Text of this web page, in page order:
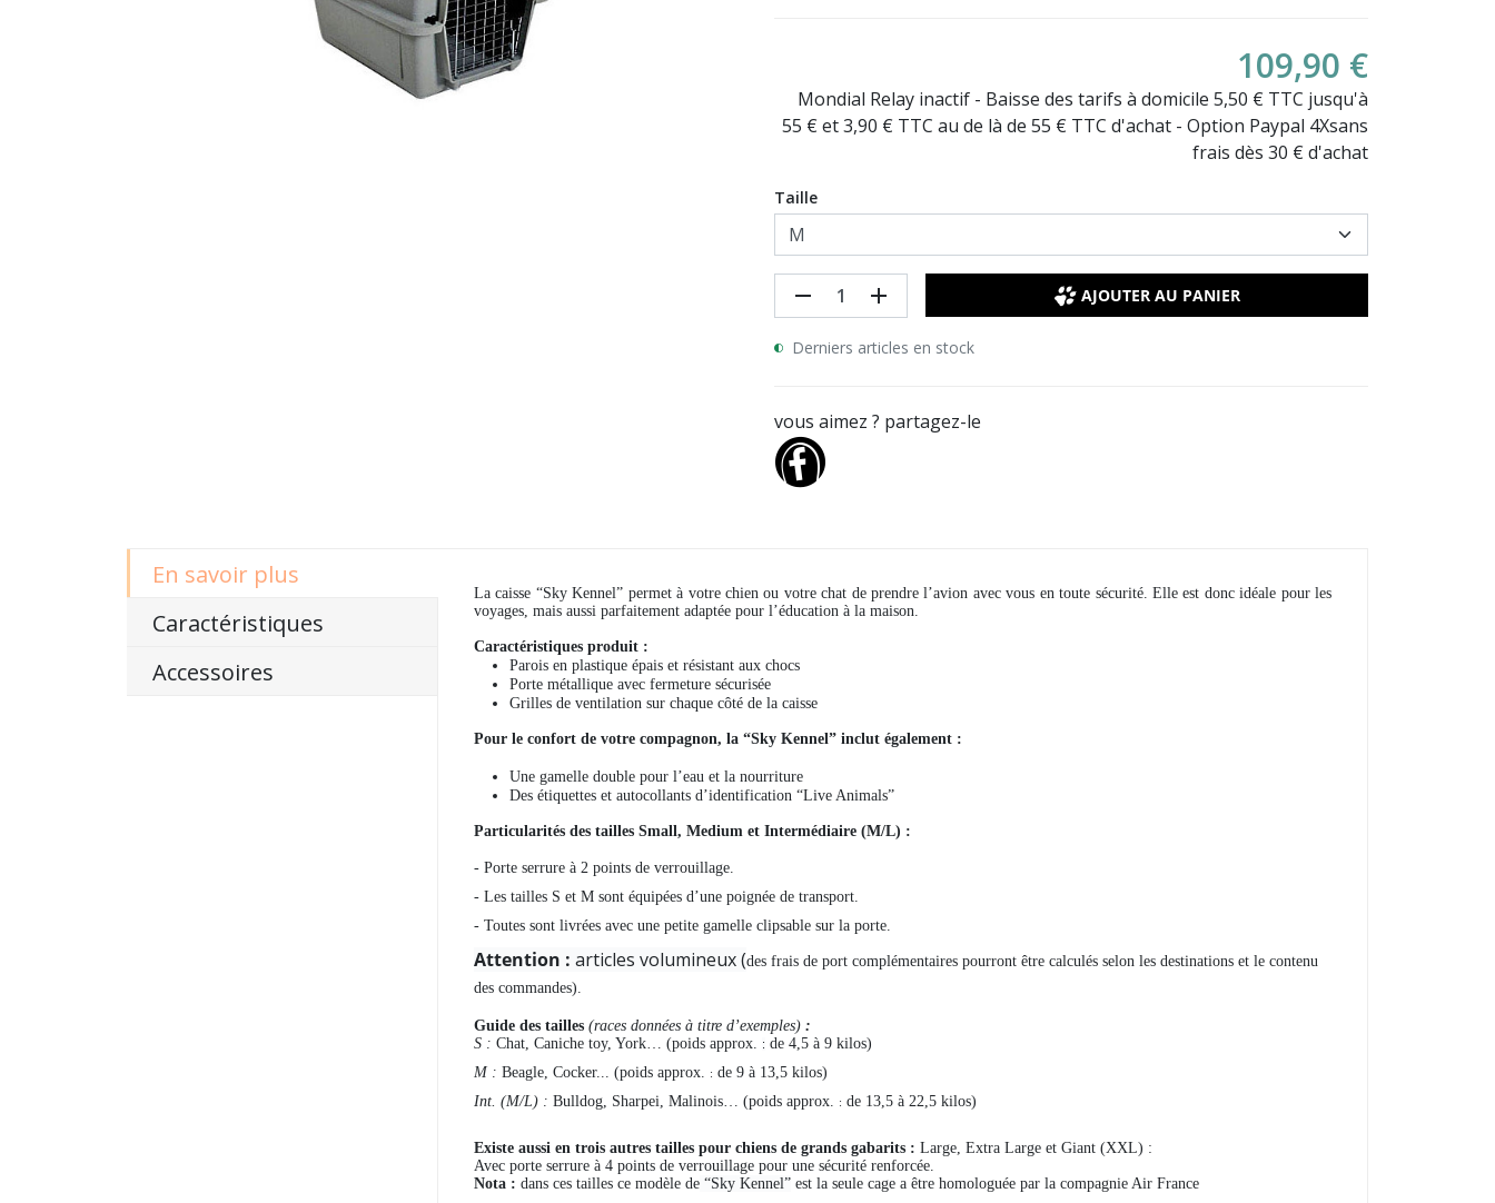
109,90 €
Mondial Relay inactif - Baisse des tarifs à domicile 5,50 € TTC jusqu'à
55 € et 3,90 € TTC au de là de 55 € TTC d'achat - Option Paypal 4Xsans
frais dès 30 € d'achat
Taille
remove add AJOUTER AU PANIER
Derniers articles en stock
vous aimez ? partagez-le
En savoir plus
Caractéristiques
Accessoires
La caisse “Sky Kennel” permet à votre chien ou votre chat de prendre l’avion avec vous en toute sécurité. Elle est donc idéale pour les
voyages, mais aussi parfaitement adaptée pour l’éducation à la maison.
Caractéristiques produit :
Parois en plastique épais et résistant aux chocs
Porte métallique avec fermeture sécurisée
Grilles de ventilation sur chaque côté de la caisse
Pour le confort de votre compagnon, la “Sky Kennel” inclut également :
Une gamelle double pour l’eau et la nourriture
Des étiquettes et autocollants d’identification “Live Animals”
Particularités des tailles Small, Medium et Intermédiaire (M/L) :
- Porte serrure à 2 points de verrouillage.
- Les tailles S et M sont équipées d’une poignée de transport.
- Toutes sont livrées avec une petite gamelle clipsable sur la porte.
Attention : articles volumineux (des frais de port complémentaires pourront être calculés selon les destinations et le contenu
des commandes).
Guide des tailles (races données à titre d’exemples) :
S : Chat, Caniche toy, York… (poids approx. : de 4,5 à 9 kilos)
M : Beagle, Cocker... (poids approx. : de 9 à 13,5 kilos)
Int. (M/L) : Bulldog, Sharpei, Malinois… (poids approx. : de 13,5 à 22,5 kilos)
Existe aussi en trois autres tailles pour chiens de grands gabarits : Large, Extra Large et Giant (XXL) :
Avec porte serrure à 4 points de verrouillage pour une sécurité renforcée.
Nota : dans ces tailles ce modèle de “Sky Kennel” est la seule cage a être homologuée par la compagnie Air France